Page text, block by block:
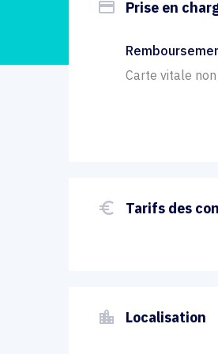
payment Prise en
Carte vitale
euro_symbol Tarifs des
location_city Localisation